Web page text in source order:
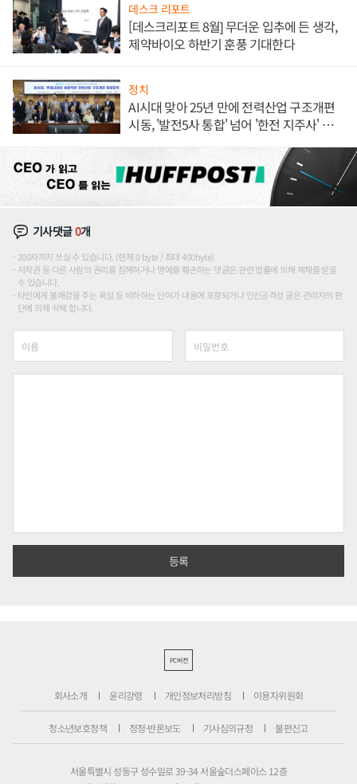
데스크 리포트
[데스크리포트 8월] 무더운 입추에 든 생각,
제약바이오 하반기 훈풍 기대한다
정치
AI시대 맞아 25년 만에 전력산업 구조개편
시동, '발전5사 통합' 넘어 '한전 지주사' 재편
기사댓글0개
200자까지 쓰실 수 있습니다. (현재 0 byte / 최대 400byte)
저작권 등 다른 사람의 권리를 침해하거나 명예를 훼손하는 댓글은 관련 법률에 의해 제재를 받을
수 있습니다.
타인에게 불쾌감을 주는 욕설 등 비하하는 단어가 내용에 포함되거나 인신공격성 글은 관리자의 판
단에 의해 삭제 합니다.
PC버전
회사소개 윤리강령 개인정보처리방침 이용자위원회
청소년보호정책 정정·반론보도 기사심의규정 불편신고
서울특별시 성동구 성수일로 39-34 서울숲더스페이스 12층